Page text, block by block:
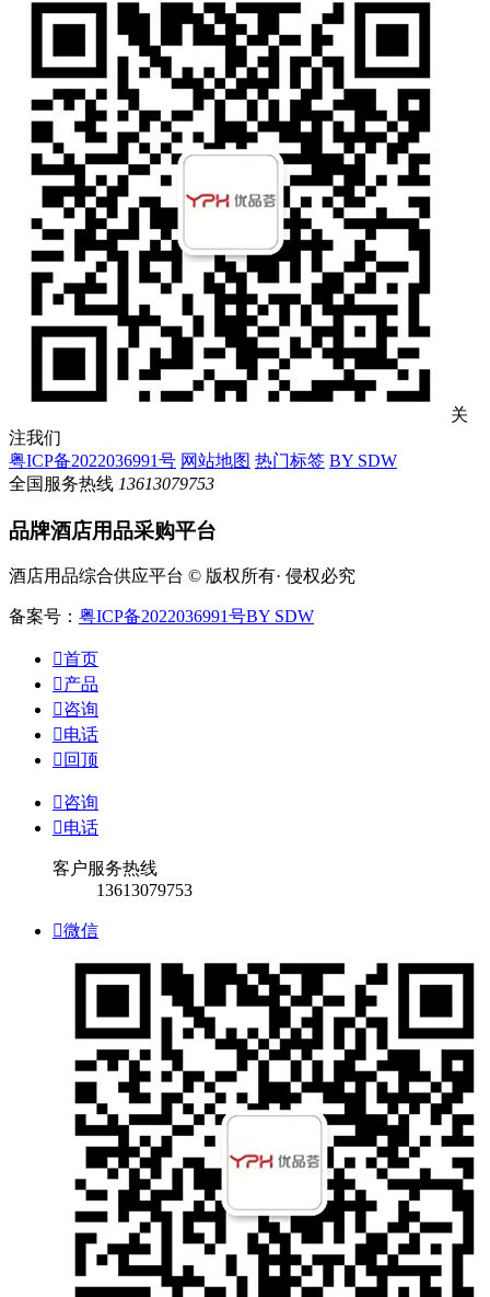
关
注我们
粤ICP备2022036991号 网站地图 热门标签 BY SDW
全国服务热线 13613079753
品牌酒店用品采购平台
酒店用品综合供应平台 © 版权所有· 侵权必究
备案号： 粤ICP备2022036991号BY SDW
首页
产品
咨询
电话
 回顶
咨询
电话
客户服务热线
13613079753
微信